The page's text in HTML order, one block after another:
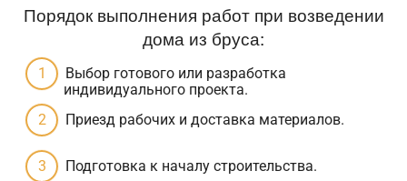
Порядок выполнения работ при возведении
дома из бруса:
Выбор готового или разработка
индивидуального проекта.
Приезд рабочих и доставка материалов.
Подготовка к началу строительства.